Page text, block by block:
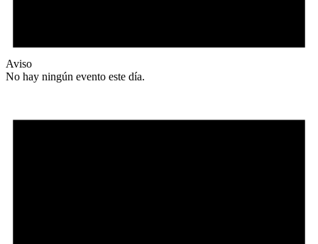
Aviso
No hay ningún evento este día.